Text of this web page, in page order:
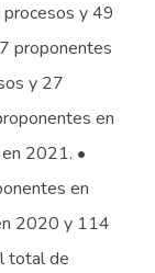
y 49
proponentes
y 27
en
2021. •
en
2020 y 114
total de